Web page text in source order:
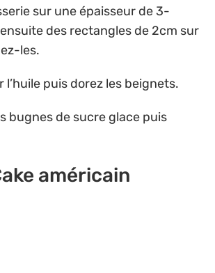
sur une épaisseur de 3-
des rectangles de 2cm sur
les.
l’huile puis dorez les beignets.
bugnes de sucre glace puis
américain